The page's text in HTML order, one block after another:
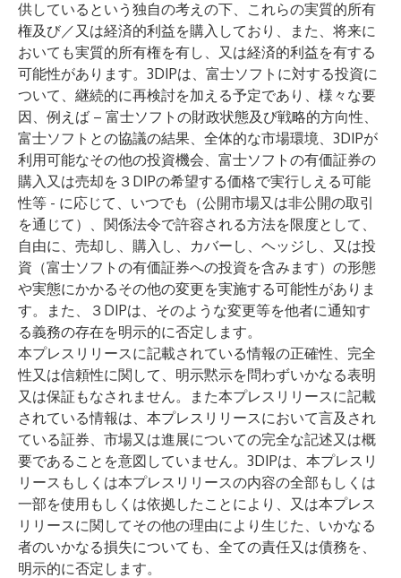
供しているという独自の考えの下、これらの実質的所有
権及び／又は経済的利益を購入しており、また、将来に
おいても実質的所有権を有し、又は経済的利益を有する
可能性があります。3DIPは、富士ソフトに対する投資に
ついて、継続的に再検討を加える予定であり、様々な要
因、例えば – 富士ソフトの財政状態及び戦略的方向性、
富士ソフトとの協議の結果、全体的な市場環境、3DIPが
利用可能なその他の投資機会、富士ソフトの有価証券の
購入又は売却を３DIPの希望する価格で実行しえる可能
性等 - に応じて、いつでも（公開市場又は非公開の取引
を通じて）、関係法令で許容される方法を限度として、
自由に、売却し、購入し、カバーし、ヘッジし、又は投
資（富士ソフトの有価証券への投資を含みます）の形態
や実態にかかるその他の変更を実施する可能性がありま
す。また、３DIPは、そのような変更等を他者に通知す
る義務の存在を明示的に否定します。
本プレスリリースに記載されている情報の正確性、完全
性又は信頼性に関して、明示黙示を問わずいかなる表明
又は保証もなされません。また本プレスリリースに記載
されている情報は、本プレスリリースにおいて言及され
ている証券、市場又は進展についての完全な記述又は概
要であることを意図していません。3DIPは、本プレスリ
リースもしくは本プレスリリースの内容の全部もしくは
一部を使用もしくは依拠したことにより、又は本プレス
リリースに関してその他の理由により生じた、いかなる
者のいかなる損失についても、全ての責任又は債務を、
明示的に否定します。